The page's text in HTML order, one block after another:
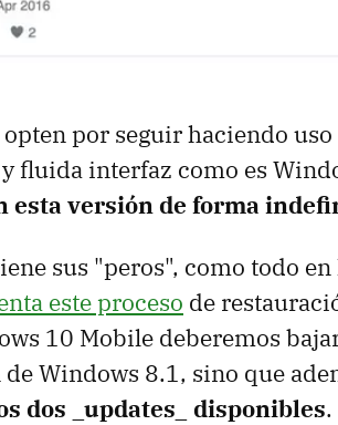
por seguir haciendo
fluida interfaz como es
esta versión de forma
sus "peros", como todo
este proceso de
10 Mobile deberemos
Windows 8.1, sino que
dos _updates_ disponibles.